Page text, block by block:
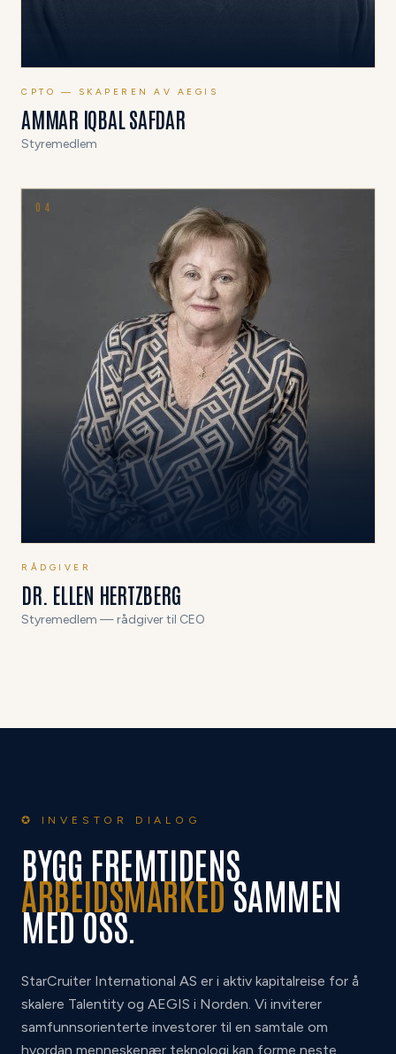
CPTO — SKAPEREN AV AEGIS
AMMAR IQBAL SAFDAR
Styremedlem
0 4
RÅDGIVER
DR. ELLEN HERTZBERG
Styremedlem — rådgiver til CEO
✪ INVESTOR DIALOG
BYGG FREMTIDENS
ARBEIDSMARKEDSAMMEN
MED OSS.
StarCruiter International AS er i aktiv kapitalreise for å
skalere Talentity og AEGIS i Norden. Vi inviterer
samfunnsorienterte investorer til en samtale om
hvordan menneskenær teknologi kan forme neste